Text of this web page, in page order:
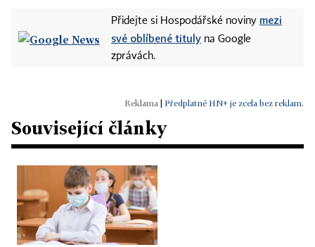
Přidejte si Hospodářské noviny mezi
své oblíbené tituly na Google
zprávách.
Předplatné HN+ je zcela bez reklam.
Související články